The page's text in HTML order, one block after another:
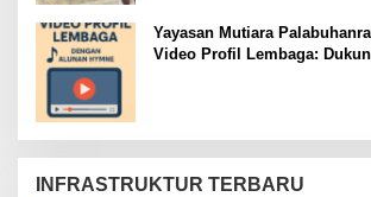
Yayasan Mutiara
Video Profil Lembaga:
INFRASTRUKTUR TERBARU